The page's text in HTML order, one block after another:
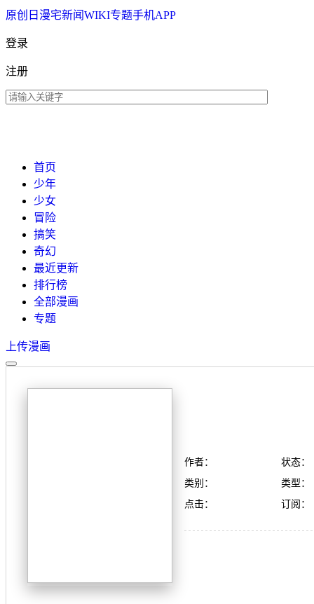
原创 日漫宅新闻WIKI专题手机APP
登录
注册
首页
少年
少女
冒险
搞笑
奇幻
最近更新
排行榜
全部漫画
专题
上传漫画
作者：
状态：
类别：
类型：
点击：
订阅：